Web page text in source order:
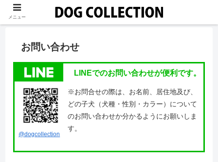
お問い合わせ
LINEでのお問い合わせが便利です。
@dogcollection
※お問合せの際は、お名前、居住地及び、
どの子犬（犬種・性別・カラー）について
のお問い合わせか分かるようにお願いしま
す。
メニュー